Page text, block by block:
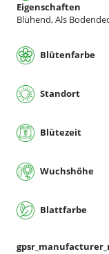
Eigenschaften
Blühend, Als
Blütenfarbe
Standort
Blütezeit
Wuchshöhe
Blattfarbe